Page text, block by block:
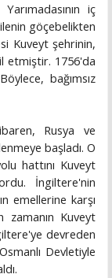
iç
göçebelikten
Kuveyt şehrinin,
etmiştir. 1756'da
bağımsız
Rusya ve
başladı. O
hattını Kuveyt
İngiltere'nin
emellerine karşı
zamanın Kuveyt
devreden
Devletiyle